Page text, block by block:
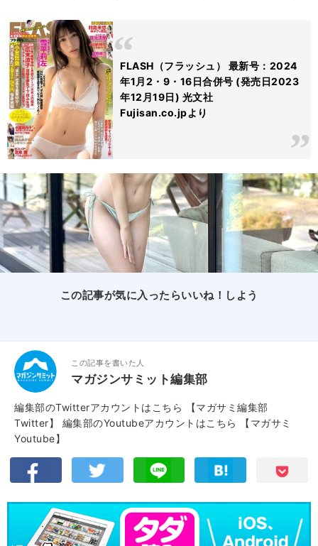
FLASH（フラッシュ） 最新号：2024
年1月2・9・16日合併号 (発売日2023
年12月19日) 光文社
Fujisan.co.jpより
この記事が気に入ったらいいね！しよう
この記事を書いた人
マガジンサミット編集部
編集部のTwitterアカウントはこちら
【マガサミ編集部
Twitter】
編集部のYoutubeアカウントはこちら
【マガサミ
Youtube】